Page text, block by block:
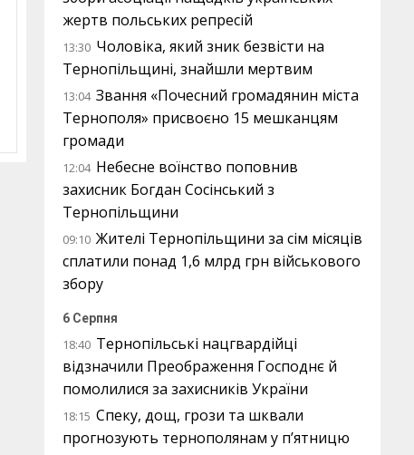
жертв польських репресій
13:30 Чоловіка, який зник безвісти на
Тернопільщині, знайшли мертвим
13:04 Звання «Почесний громадянин міста
Тернополя» присвоєно 15 мешканцям
громади
12:04 Небесне воїнство поповнив
захисник Богдан Сосінський з
Тернопільщини
09:10 Жителі Тернопільщини за сім місяців
сплатили понад 1,6 млрд грн військового
збору
6 Серпня
18:40 Тернопільські нацгвардійці
відзначили Преображення Господнє й
помолилися за захисників України
18:15 Спеку, дощ, грози та шквали
прогнозують тернополянам у п’ятницю